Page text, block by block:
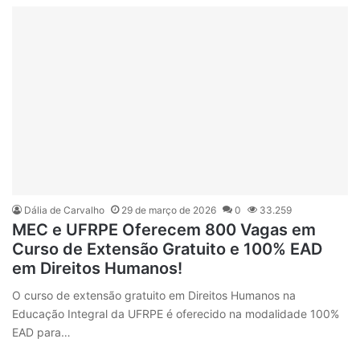
Dália de Carvalho 29 de março de 2026 0 33.259
MEC e UFRPE Oferecem 800 Vagas em
Curso de Extensão Gratuito e 100% EAD
em Direitos Humanos!
O curso de extensão gratuito em Direitos Humanos na
Educação Integral da UFRPE é oferecido na modalidade 100%
EAD para…